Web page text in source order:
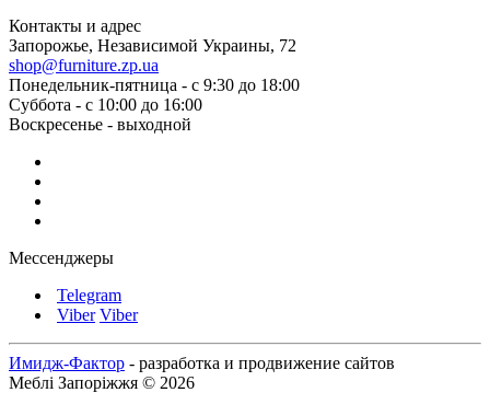
Контакты и адрес
Запорожье, Независимой Украины, 72
shop@furniture.zp.ua
Понедельник-пятница - с 9:30 до 18:00
Суббота - с 10:00 до 16:00
Воскресенье - выходной
Мессенджеры
Telegram
Viber Viber
Имидж-Фактор - разработка и продвижение сайтов
Меблі Запоріжжя © 2026